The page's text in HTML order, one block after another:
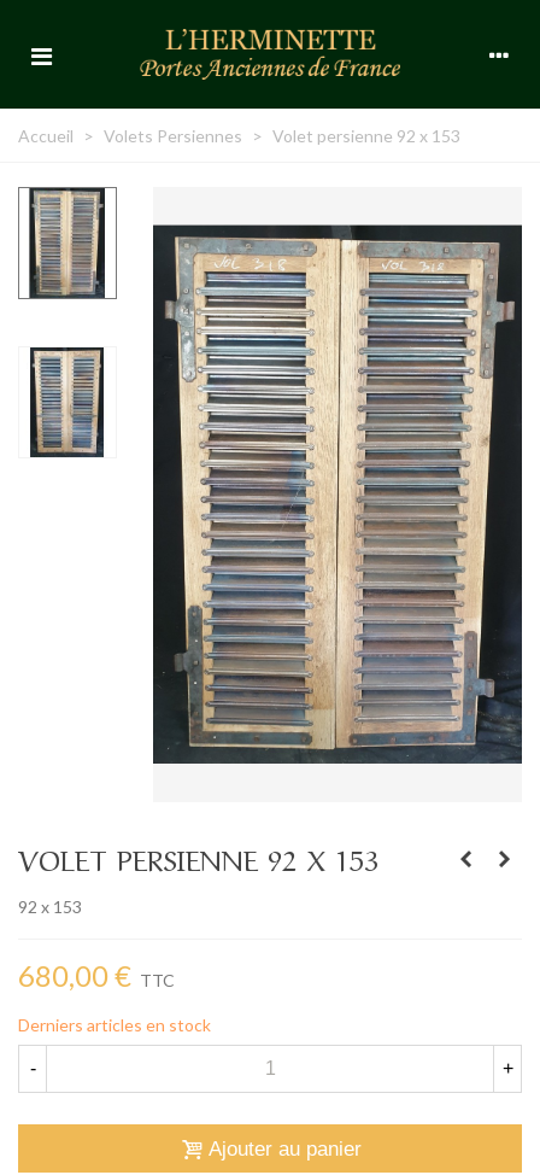
Accueil > Volets Persiennes > Volet persienne 92 x 153
VOLET PERSIENNE 92 X 153
92 x 153
680,00 € TTC
Derniers articles en stock
- +
Ajouter au panier